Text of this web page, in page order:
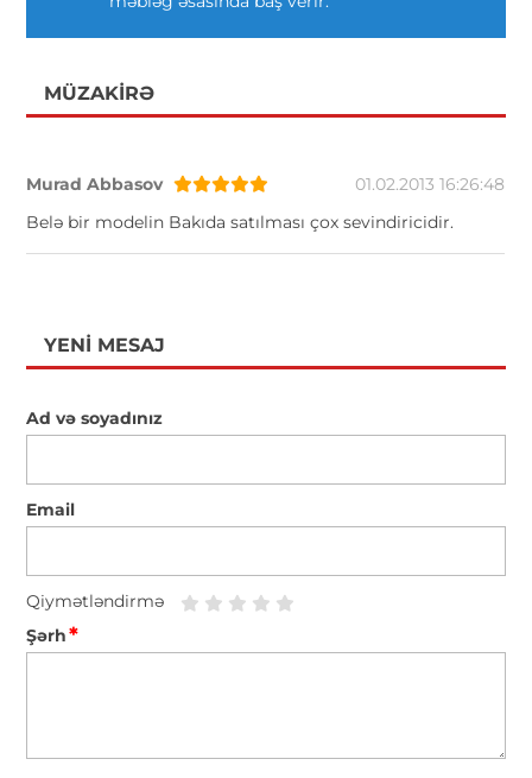
MÜZAKIRƏ
Murad Abbasov
01.02.2013 16:26:48
Belə bir modelin Bakıda satılması çox sevindiricidir.
YENI MESAJ
Ad və soyadınız
Email
Qiymətləndirmə
Şərh*